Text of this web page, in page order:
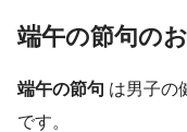
端午の節句の
端午の節句 は男子の
です。